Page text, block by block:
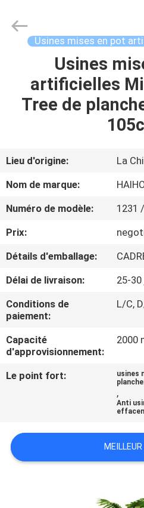
MAISON
PRODUITS
À
DE
NOUS
VISITE
DE
L'USINE
CONTRÔLE
QUALITÉ
NOUS
Usines mises en pot
Usines
artificielles
Tree de
Lieu d'origine:
La
Nom de marque:
Numéro de modèle:
1231
Prix:
Détails d'emballage:
Délai de livraison:
25-
Conditions de
paiement:
L/C,
Capacité
d'approvisionnement:
2000
Le point fort:
usines
,
Anti